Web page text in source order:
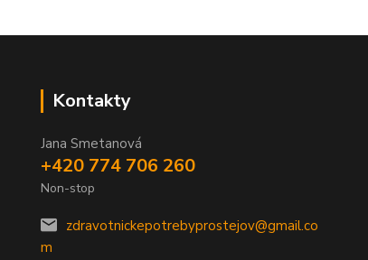
Kontakty
Jana Smetanová
+420 774 706 260
Non-stop
zdravotnickepotrebyprostejov@gmail.co
m